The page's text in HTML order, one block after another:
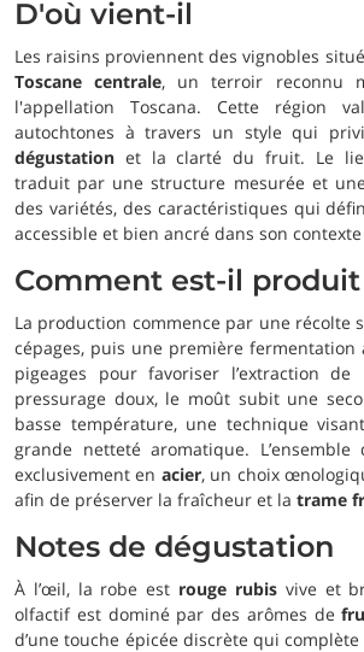
D'où vient-il
Les raisins proviennent des vignobles
Toscane centrale, un terroir reconnu
l'appellation Toscana. Cette région
autochtones à travers un style qui
dégustation et la clarté du fruit. Le
traduit par une structure mesurée et
des variétés, des caractéristiques qui
accessible et bien ancré dans son contexte
Comment est-il produit
La production commence par une récolte
cépages, puis une première fermentation
pigeages pour favoriser l’extraction
pressurage doux, le moût subit une
basse température, une technique
grande netteté aromatique. L’ensemble
exclusivement en acier, un choix
afin de préserver la fraîcheur et la trame
Notes de dégustation
À l’œil, la robe est rouge rubisvive et
olfactif est dominé par des arômes de
d’une touche épicée discrète qui